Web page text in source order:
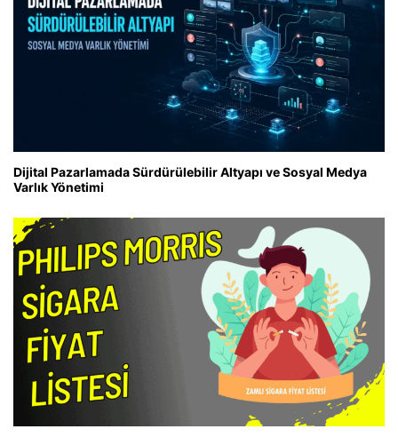
Dijital Pazarlamada Sürdürülebilir Altyapı ve Sosyal Medya
Varlık Yönetimi